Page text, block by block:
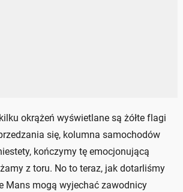
okrążeń wyświetlane są żółte flagi
się, kolumna samochodów
kończymy tę emocjonującą
z toru. No to teraz, jak dotarliśmy
Mans mogą wyjechać zawodnicy